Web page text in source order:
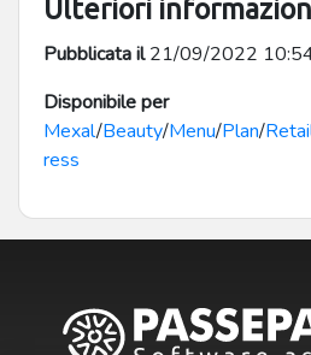
Ulteriori
Pubblicata il21/09/2022
Disponibile per
Mexal/Beauty/Menu/Plan/
ress